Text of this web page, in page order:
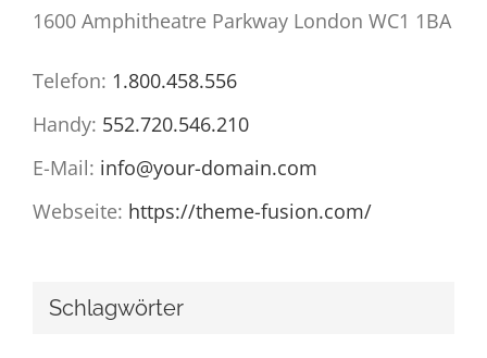
1600 Amphitheatre Parkway London WC1 1BA
Telefon: 1.800.458.556
Handy: 552.720.546.210
E-Mail: info@your-domain.com
Webseite: https://theme-fusion.com/
Schlagwörter